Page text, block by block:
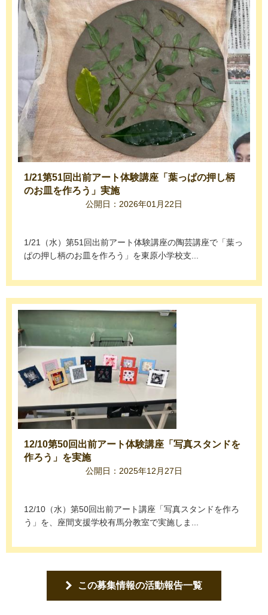
1/21第51回出前アート体験講座「葉っぱの押し柄
のお皿を作ろう」実施
公開日：2026年01月22日
1/21（水）第51回出前アート体験講座の陶芸講座で「葉っ
ぱの押し柄のお皿を作ろう」を東原小学校支...
12/10第50回出前アート体験講座「写真スタンドを
作ろう」を実施
公開日：2025年12月27日
12/10（水）第50回出前アート講座「写真スタンドを作ろ
う」を、座間支援学校有馬分教室で実施しま...
この募集情報の活動報告一覧